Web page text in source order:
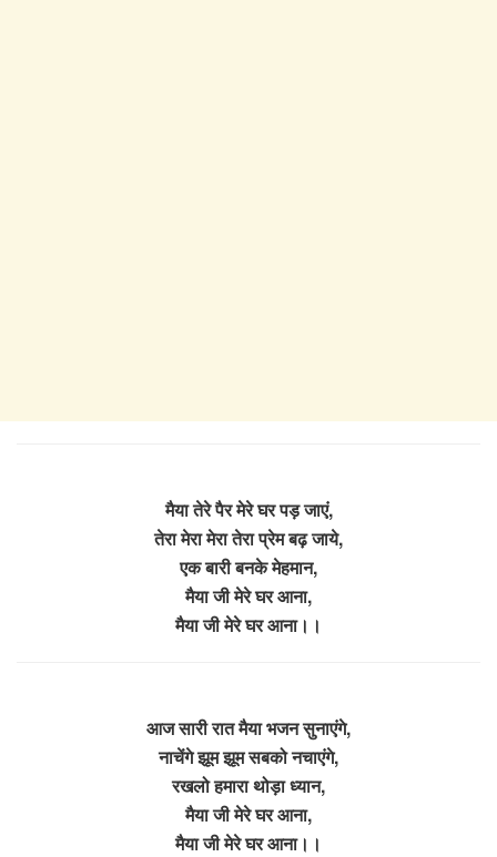
मैया तेरे पैर मेरे घर पड़ जाएं,
तेरा मेरा मेरा तेरा प्रेम बढ़ जाये,
एक बारी बनके मेहमान,
मैया जी मेरे घर आना,
मैया जी मेरे घर आना।।
आज सारी रात मैया भजन सुनाएंगे,
नाचेंगे झूम झूम सबको नचाएंगे,
रखलो हमारा थोड़ा ध्यान,
मैया जी मेरे घर आना,
मैया जी मेरे घर आना।।